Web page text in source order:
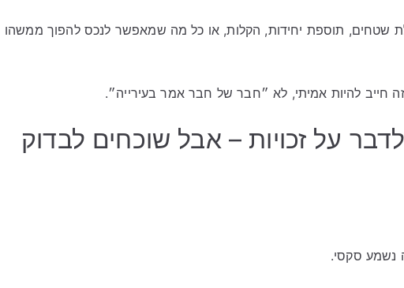
שטחים, תוספת יחידות, הקלות, או כל מה שמאפשר לנכס להפוך ממשהו
חייב להיות אמיתי, לא ״חבר של חבר אמר בעירייה״.
על זכויות – אבל שוכחים לבדוק
נשמע סקסי.